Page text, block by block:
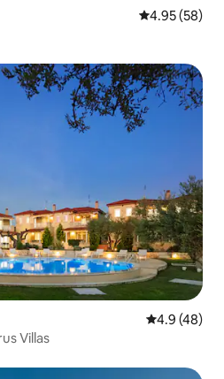
औसत रेटिंग 5 में
4.95 (58)
औसत रेटिंग 5
4.9 (48)
Villas